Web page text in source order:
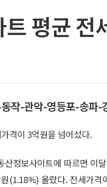
평균 전
작-관악-영등포-송파-
격이 3억원을 넘어섰다.
산정보사이트에 따르면 이
(1.18%) 올랐다. 전세가